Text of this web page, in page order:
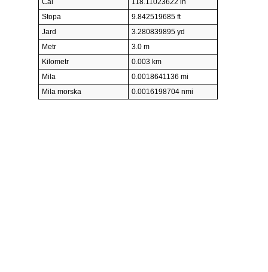
Cal
118.11023622 in
Stopa
9.842519685 ft
Jard
3.280839895 yd
Metr
3.0 m
Kilometr
0.003 km
Mila
0.0018641136 mi
Mila morska
0.0016198704 nmi